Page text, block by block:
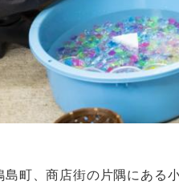
町、商店街の片隅にある